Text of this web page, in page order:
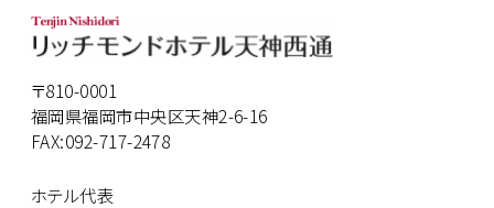
〒810-0001
福岡県福岡市中央区天神2-6-16
FAX:092-717-2478
ホテル代表